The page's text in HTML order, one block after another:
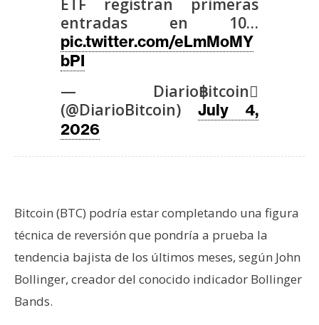
r
s
C
n
t
entradas en 10…
pic.twitter.com/eLmMoMY
bPI
— Diario฿itcoin
(@DiarioBitcoin) July 4,
2026
Bitcoin (BTC) podría estar completando una figura
técnica de reversión que pondría a prueba la
tendencia bajista de los últimos meses, según John
Bollinger, creador del conocido indicador Bollinger
Bands.